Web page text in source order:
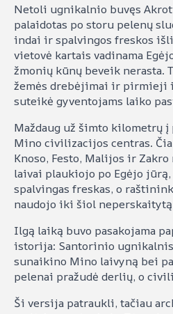
Netoli ugnikalnio buvęs
palaidotas po storu pelenų
indai ir spalvingos freskos
vietovė kartais vadinama
žmonių kūnų beveik nerasta.
žemės drebėjimai ir pirmieji
suteikė gyventojams laiko
Maždaug už šimto kilometrų į
Mino civilizacijos centras.
Knoso, Festo, Malijos ir
laivai plaukiojo po Egėjo
spalvingas freskas, o
naudojo iki šiol
Ilgą laiką buvo pasakojama
istorija: Santorinio
sunaikino Mino laivyną bei
pelenai pražudė derlių, o
Ši versija patraukli, tačiau